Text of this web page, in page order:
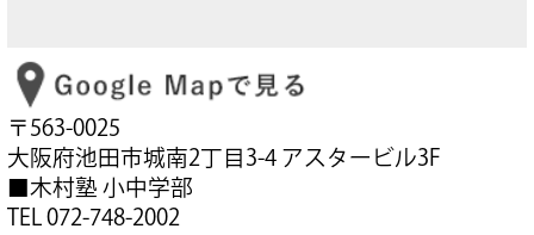
〒563-0025
大阪府池田市城南2丁目3-4 アスタービル3F
■木村塾 小中学部
TEL 072-748-2002